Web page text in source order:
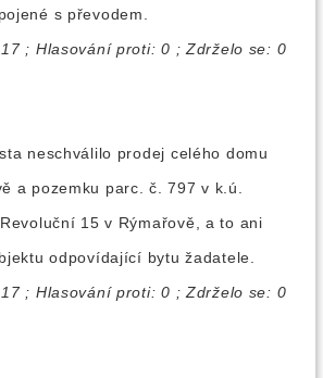
s převodem.
; Hlasování proti: 0 ; Zdrželo se: 0
neschválilo prodej celého domu
a pozemku parc. č. 797 v k.ú.
15 v Rýmařově, a to ani
odpovídající bytu žadatele.
; Hlasování proti: 0 ; Zdrželo se: 0